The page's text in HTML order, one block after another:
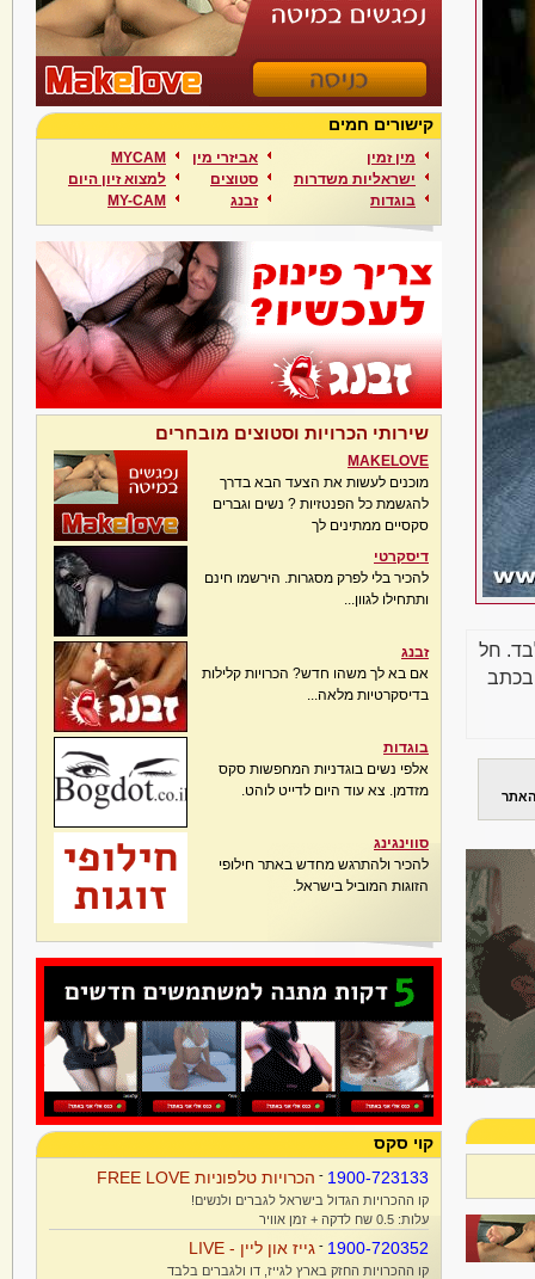
חל
בכתב
האתר
קישורים חמים
מין זמין
ישראליות משדרות
בוגדות
אביזרי מין
סטוצים
זבנג
MYCAM
למצוא זיון היום
MY-CAM
שירותי הכרויות וסטוצים מובחרים
MAKELOVE
מוכנים לעשות את הצעד הבא בדרך
להגשמת כל הפנטזיות ? נשים וגברים
סקסיים ממתינים לך
דיסקרטי
להכיר בלי לפרק מסגרות. הירשמו חינם
ותתחילו לגוון...
זבנג
אם בא לך משהו חדש? הכרויות קלילות
בדיסקרטיות מלאה...
בוגדות
אלפי נשים בוגדניות המחפשות סקס
מזדמן. צא עוד היום לדייט לוהט.
סווינגינג
להכיר ולהתרגש מחדש באתר חילופי
הזוגות המוביל בישראל.
קוי סקס
1900-723133
- הכרויות טלפוניות FREE LOVE
קו ההכרויות הגדול בישראל לגברים ולנשים!
עלות: 0.5 שח לדקה + זמן אוויר
1900-720352
- גייז און ליין - LIVE
קו ההכרויות החזק בארץ לגייז, דו ולגברים בלבד